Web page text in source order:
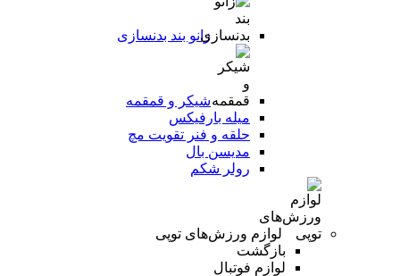
زانو بند بدنسازی
شیکر و قمقمه
میله بارفیکس
حلقه و فنر تقویت مچ
مدیسن بال
رولر شکم
لوازم ورزش‌های توپی
بازگشت
لوازم فوتبال